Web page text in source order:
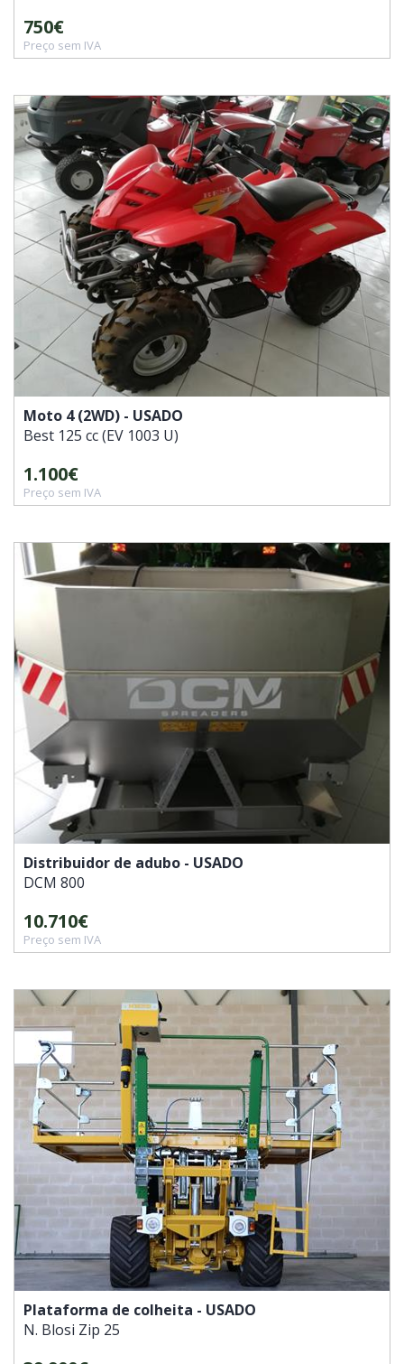
750€
Preço sem IVA
Moto 4 (2WD) - USADO
Best 125 cc (EV 1003 U)
1.100€
Preço sem IVA
Distribuidor de adubo - USADO
DCM 800
10.710€
Preço sem IVA
Plataforma de colheita - USADO
N. Blosi Zip 25